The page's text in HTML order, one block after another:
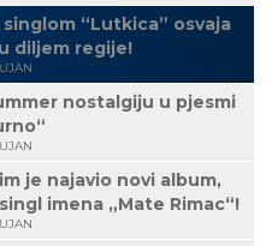
“Lutkica” osvaja
diljem regije!
nostalgiju u pjesmi
je najavio novi album,
imena „Mate Rimac“!